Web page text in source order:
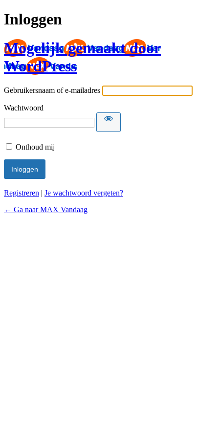
Inloggen
Mogelijk gemaakt door
WordPress
Gebruikersnaam of e-mailadres
Wachtwoord
Onthoud mij
Registreren | Je wachtwoord vergeten?
← Ga naar MAX Vandaag